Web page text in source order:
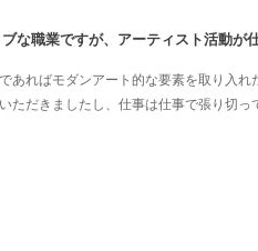
な職業ですが、アーティスト活動が
あればモダンアート的な要素を取り入
だきましたし、仕事は仕事で張り切っ